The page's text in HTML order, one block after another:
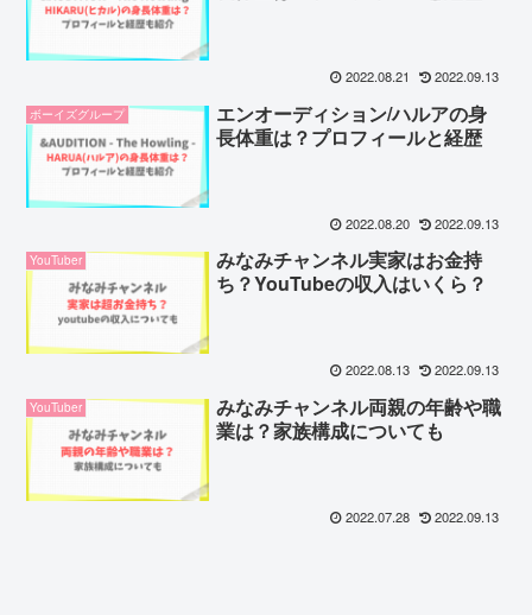
2022.08.21 2022.09.13
ボーイズグループ
エンオーディション/ハルアの身
長体重は？プロフィールと経歴
2022.08.20 2022.09.13
YouTuber
みなみチャンネル実家はお金持
ち？YouTubeの収入はいくら？
2022.08.13 2022.09.13
YouTuber
みなみチャンネル両親の年齢や職
業は？家族構成についても
2022.07.28 2022.09.13